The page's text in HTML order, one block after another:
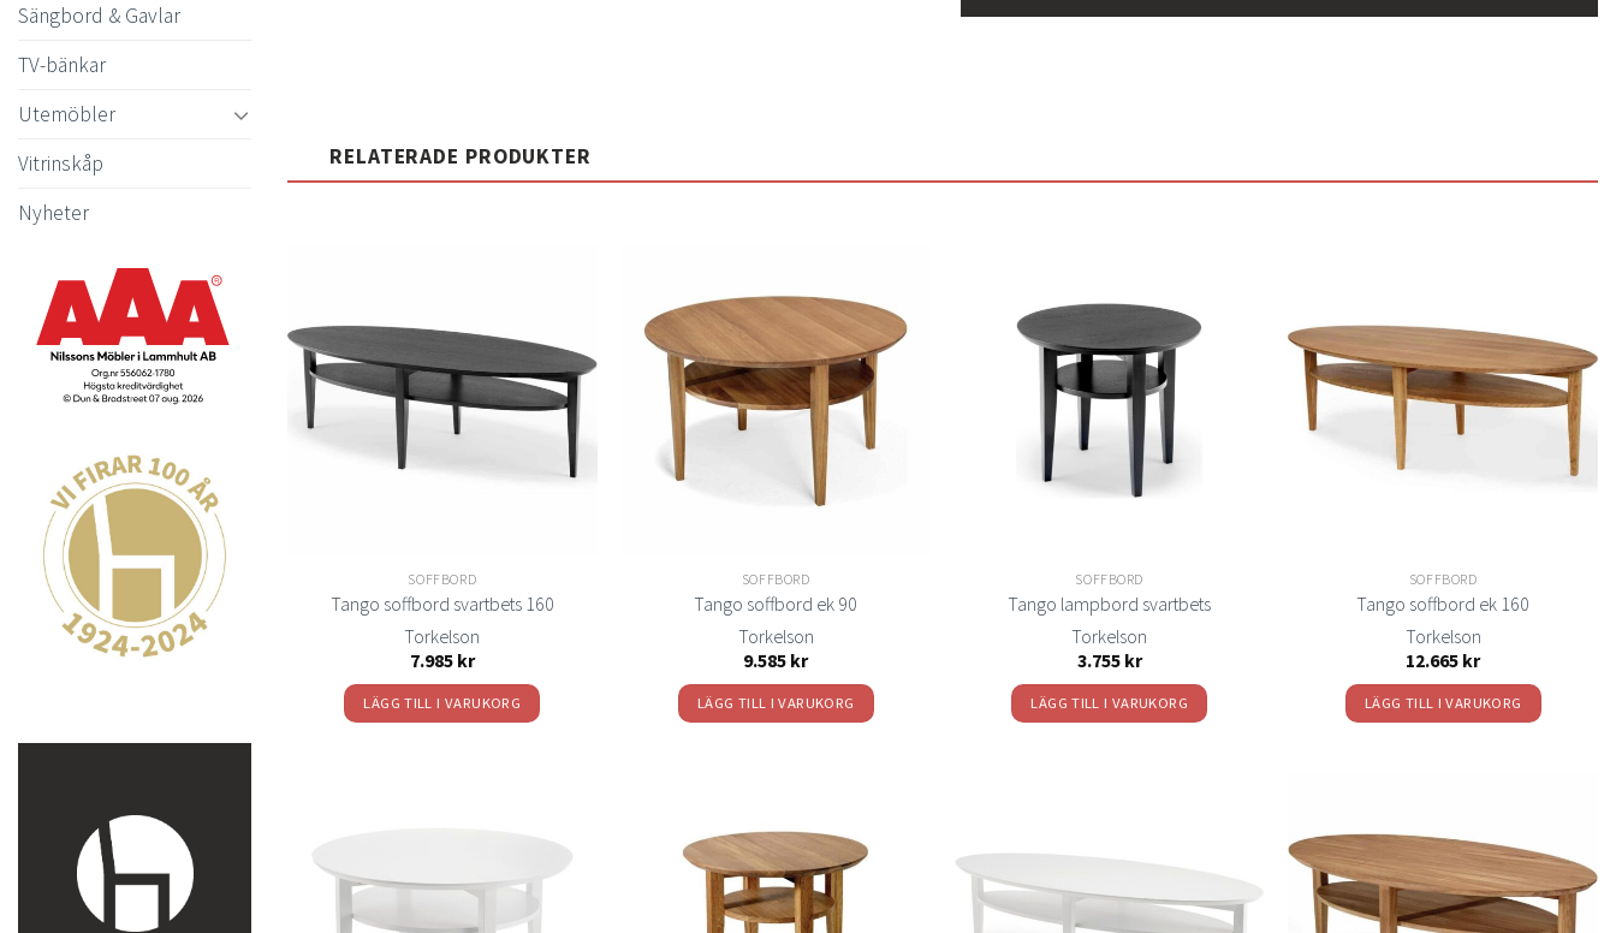
Sängbord & Gavlar
TV-bänkar
Utemöbler
Vitrinskåp
Nyheter
RELATERADE PRODUKTER
Lägg
önskelistan
SOFFBORD
Tango soffbord svartbets 160
Torkelson
7.985 kr
LÄGG TILL I VARUKORG
Lägg
till i
önskelistan
SOFFBORD
Tango soffbord ek 90
Torkelson
9.585 kr
LÄGG TILL I VARUKORG
SOFFBORD
Tango lampbord svartbets
Torkelson
3.755 kr
LÄGG TILL I VARUKORG
Lägg
önskelistan
SOFFBORD
Tango soffbord ek 160
Torkelson
12.665 kr
LÄGG TILL I VARUKORG
Lägg
önskelistan
Lägg
till i
önskelistan